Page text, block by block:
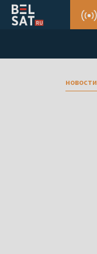
новости